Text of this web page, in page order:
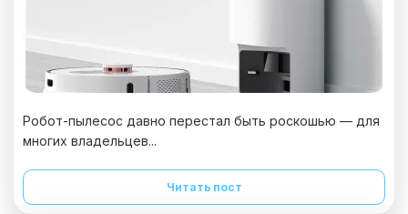
Робот-пылесос давно перестал быть роскошью — для
многих владельцев...
Читать пост